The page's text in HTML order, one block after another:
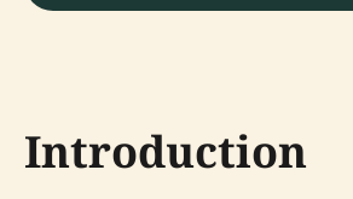
Introduction